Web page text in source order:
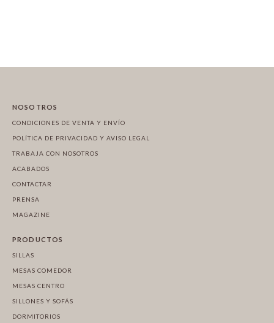
NOSOTROS
CONDICIONES DE VENTA Y ENVÍO
POLÍTICA DE PRIVACIDAD Y AVISO LEGAL
TRABAJA CON NOSOTROS
ACABADOS
CONTACTAR
PRENSA
MAGAZINE
PRODUCTOS
SILLAS
MESAS COMEDOR
MESAS CENTRO
SILLONES Y SOFÁS
DORMITORIOS